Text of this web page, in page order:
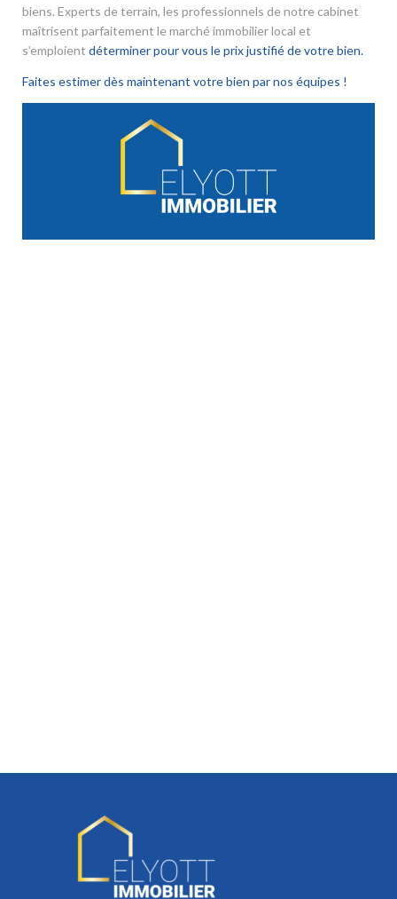
biens. Experts de terrain, les professionnels de notre cabinet
maîtrisent parfaitement le marché immobilier local et
s’emploient déterminer pour vous le prix justifié de votre bien.
Faites estimer dès maintenant votre bien par nos équipes !